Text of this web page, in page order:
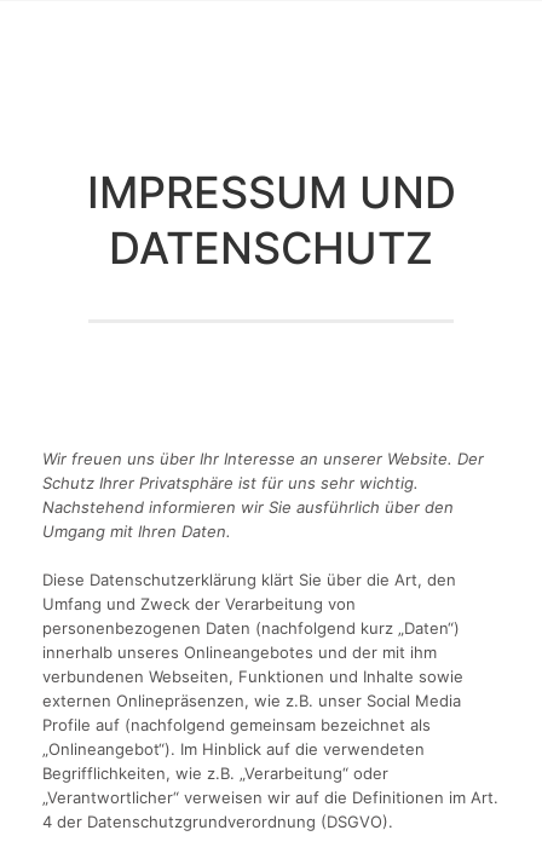
IMPRESSUM UND
DATENSCHUTZ
Wir freuen uns über Ihr Interesse an unserer Website. Der
Schutz Ihrer Privatsphäre ist für uns sehr wichtig.
Nachstehend informieren wir Sie ausführlich über den
Umgang mit Ihren Daten.
Diese Datenschutzerklärung klärt Sie über die Art, den
Umfang und Zweck der Verarbeitung von
personenbezogenen Daten (nachfolgend kurz „Daten“)
innerhalb unseres Onlineangebotes und der mit ihm
verbundenen Webseiten, Funktionen und Inhalte sowie
externen Onlinepräsenzen, wie z.B. unser Social Media
Profile auf (nachfolgend gemeinsam bezeichnet als
„Onlineangebot“). Im Hinblick auf die verwendeten
Begrifflichkeiten, wie z.B. „Verarbeitung“ oder
„Verantwortlicher“ verweisen wir auf die Definitionen im Art.
4 der Datenschutzgrundverordnung (DSGVO).